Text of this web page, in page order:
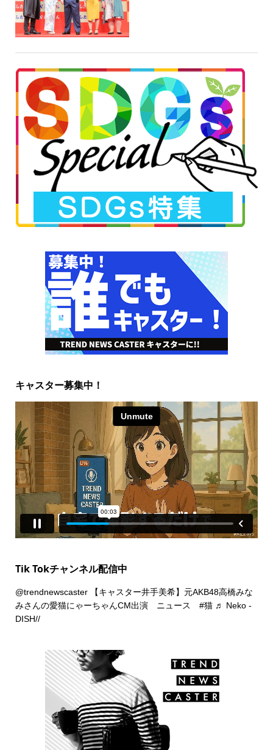
キャスター募集中！
Tik Tokチャンネル配信中
@trendnewscaster【キャスター井手美希】元AKB48高橋みな
みさんの愛猫にゃーちゃんCM出演 ニュース #猫 ♬ Neko -
DISH//